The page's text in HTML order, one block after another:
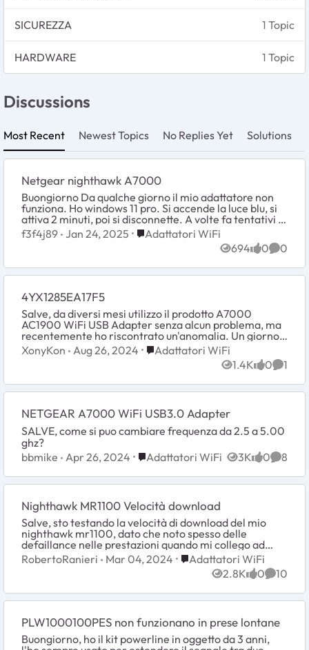
SICUREZZA 1 Topic
HARDWARE 1 Topic
Discussions
Most Recent Newest Topics No Replies Yet Solutions
Netgear nighthawk A7000
Buongiorno Da qualche giorno il mio adattatore non
funziona. Ho windows 11 pro. Si accende la luce blu, si
attiva 2 minuti, poi si disconnette. A volte fa tentativi di
accendersi ma non va. H...
f3f4j89 Jan 24, 2025 Place Adattatori WiFi
Adattatori WiFi
694
Views 0
likes 0
4YX1285EA17F5
Salve, da diversi mesi utilizzo il prodotto A7000
AC1900 WiFi USB Adapter senza alcun problema, ma
recentemente ho riscontrato un'anomalia. Un giorno,
accendendo il PC, ho notato di non avere più con...
XonyKon Aug 26, 2024 Place Adattatori WiFi
Adattatori WiFi
1.4K
Views 0
likes 1
NETGEAR A7000 WiFi USB3.0 Adapter
SALVE, come si puo cambiare frequenza da 2.5 a 5.00
ghz?
bbmike
Apr 26, 2024 Place Adattatori WiFi
Adattatori WiFi 3K
Views 0
likes 8
Nighthawk MR1100 Velocità download
Salve, sto testando la velocità di download del mio
nighthawk mr1100, dato che noto spesso delle
defaillance nelle prestazioni quando mi collego ad
internet. Ho installato una sim della TIM c...
RobertoRanieri Mar 04, 2024 Place Adattatori WiFi
Adattatori WiFi
2.8K
Views 0
likes 10
PLW1000100PES non funzionano in prese lontane
Buongiorno, ho il kit powerline in oggetto da 3 anni,